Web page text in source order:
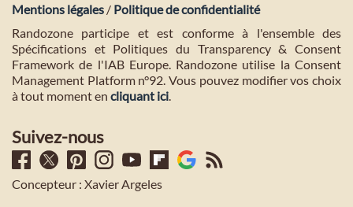
Mentions légales / Politique de confidentialité
Randozone participe et est conforme à l'ensemble des
Spécifications et Politiques du Transparency & Consent
Framework de l'IAB Europe. Randozone utilise la Consent
Management Platform n°92. Vous pouvez modifier vos choix
à tout moment en cliquant ici.
Suivez-nous
Concepteur : Xavier Argeles